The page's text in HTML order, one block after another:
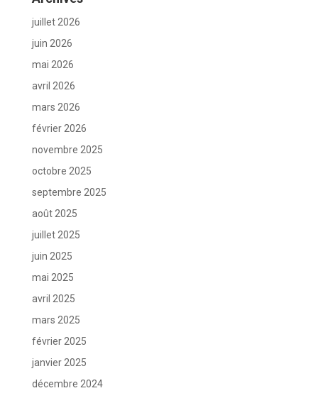
juillet 2026
juin 2026
mai 2026
avril 2026
mars 2026
février 2026
novembre 2025
octobre 2025
septembre 2025
août 2025
juillet 2025
juin 2025
mai 2025
avril 2025
mars 2025
février 2025
janvier 2025
décembre 2024